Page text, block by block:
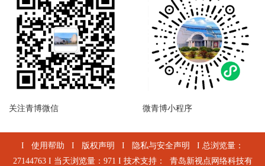
木版年画
乐器
珐琅
陶器
造像
近现代文物
其他
陶文
关注青博微信 微青博小程序
I 使用帮助 I 版权声明 I 隐私与安全声明
I 总浏览量：
27144763 I 当天浏览量：971 I 技术支持：
青岛新视点网络科技有